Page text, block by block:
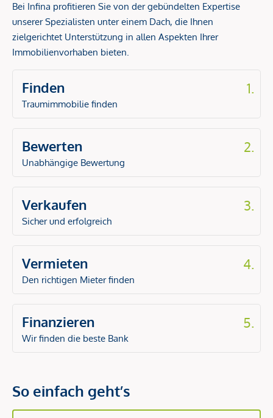
Bei Infina profitieren Sie von der gebündelten Expertise
unserer Spezialisten unter einem Dach, die Ihnen
zielgerichtet Unterstützung in allen Aspekten Ihrer
Immobilienvorhaben bieten.
Finden
Traumimmobilie finden
1.
Bewerten
Unabhängige Bewertung
2.
Verkaufen
Sicher und erfolgreich
3.
Vermieten
Den richtigen Mieter finden
4.
Finanzieren
Wir finden die beste Bank
5.
So einfach geht’s